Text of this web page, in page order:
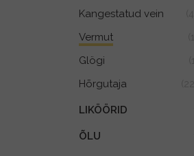
Kangestatud vein
Vermut
Glögi
Hõrgutaja
LIKÖÖRID
ÕLU